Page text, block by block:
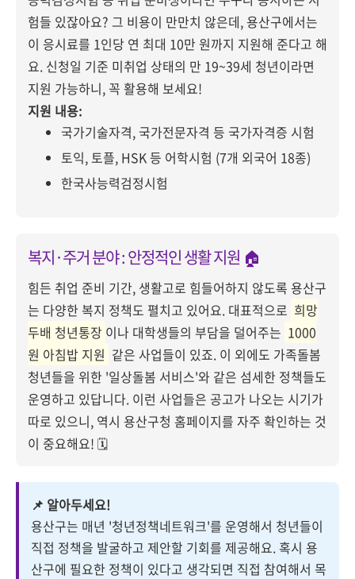
험들 있잖아요? 그 비용이 만만치 않은데, 용산구에서는
이 응시료를 1인당 연 최대 10만 원까지 지원해 준다고 해
요. 신청일 기준 미취업 상태의 만 19~39세 청년이라면
지원 가능하니, 꼭 활용해 보세요!
지원 내용:
국가기술자격, 국가전문자격 등 국가자격증 시험
토익, 토플, HSK 등 어학시험 (7개 외국어 18종)
한국사능력검정시험
복지·주거 분야 : 안정적인 생활 지원 🏠
힘든 취업 준비 기간, 생활고로 힘들어하지 않도록 용산구
는 다양한 복지 정책도 펼치고 있어요. 대표적으로 희망
두배 청년통장 이나 대학생들의 부담을 덜어주는 1000
원 아침밥 지원 같은 사업들이 있죠. 이 외에도 가족돌봄
청년들을 위한 '일상돌봄 서비스'와 같은 섬세한 정책들도
운영하고 있답니다. 이런 사업들은 공고가 나오는 시기가
따로 있으니, 역시 용산구청 홈페이지를 자주 확인하는 것
이 중요해요! 🗓️
📌 알아두세요!
용산구는 매년 '청년정책네트워크'를 운영해서 청년들이
직접 정책을 발굴하고 제안할 기회를 제공해요. 혹시 용
산구에 필요한 정책이 있다고 생각되면 직접 참여해서 목